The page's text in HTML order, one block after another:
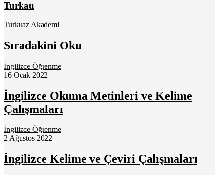
Turkau
Turkuaz Akademi
Sıradakini Oku
İngilizce Öğrenme
16 Ocak 2022
İngilizce Okuma Metinleri ve Kelime
Çalışmaları
İngilizce Öğrenme
2 Ağustos 2022
İngilizce Kelime ve Çeviri Çalışmaları